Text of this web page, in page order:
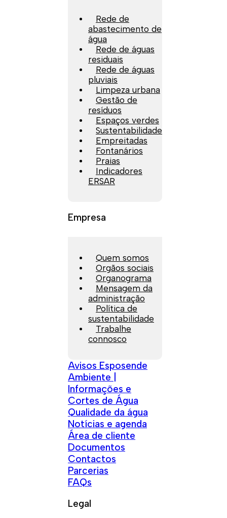
Rede de
abastecimento de
água
Rede de águas
residuais
Rede de águas
pluviais
Limpeza urbana
Gestão de
resíduos
Espaços verdes
Sustentabilidade
Empreitadas
Fontanários
Praias
Indicadores
ERSAR
Empresa
Quem somos
Orgãos sociais
Organograma
Mensagem da
administração
Política de
sustentabilidade
Trabalhe
connosco
Avisos Esposende
Ambiente |
Informações e
Cortes de Água
Qualidade da água
Notícias e agenda
Área de cliente
Documentos
Contactos
Parcerias
FAQs
Legal